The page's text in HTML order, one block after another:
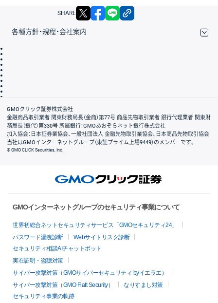
SHARE X facebook
各種方針・規程・会社案内
会社案内
GMOクリック証券株式会社
金融商品取引業者 関東財務局長（金商）第77号 商品先物取引業者 銀行代理業者 関東財
務局長（銀代）第330号 所属銀行：GMOあおぞらネット銀行株式会社
加入協会：日本証券業協会、一般社団法人 金融先物取引業協会、日本商品先物取引協会
当社はGMOインターネットグループ（東証プライム上場9449）のメンバーです。
© GMO CLICK Securities, Inc.
GMOインターネットグループのセキュリティ事業について
世界初総合ネットセキュリティサービス「GMOセキュリティ24」
パスワード漏洩診断
Webサイトリスク診断
セキュリティ相談AIチャットボット
実在証明・盗聴対策
サイバー攻撃対策（GMOサイバーセキュリティ byイエラエ）
サイバー攻撃対策（GMO Flatt Security）
なりすまし対策
セキュリティ事業の軌跡